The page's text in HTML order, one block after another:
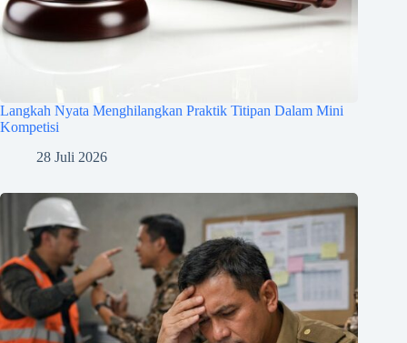
Langkah Nyata Menghilangkan Praktik Titipan Dalam Mini
Kompetisi
28 Juli 2026